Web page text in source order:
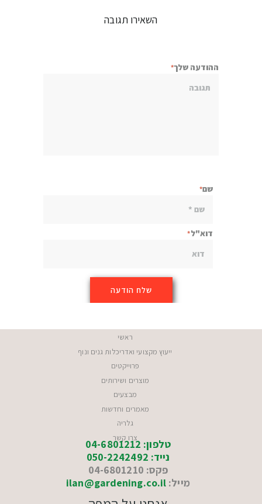
השאירו תגובה
ההודעה שלך
שם
דוא"ל
ראשי
ייעוץ מקצועי ואדריכלות גנים ונוף
פרוייקטים
מוצרים ושירותים
מבצעים
מאמרים וחדשות
גלריה
צרו קשר
טלפון: 04-6801212
נייד: 050-2242492
פקס: 04-6801210
מייל: ilan@gardening.co.il